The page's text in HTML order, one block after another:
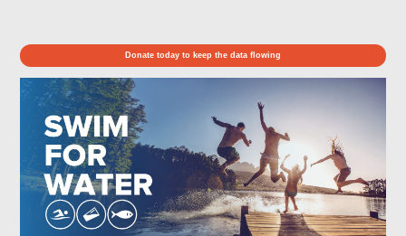
Donate today to keep the data flowing